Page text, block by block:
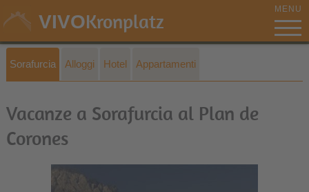
VIVOKronplatz MENU
Sorafurcia Alloggi Hotel Appartamenti
Vacanze a Sorafurcia al Plan de
Corones